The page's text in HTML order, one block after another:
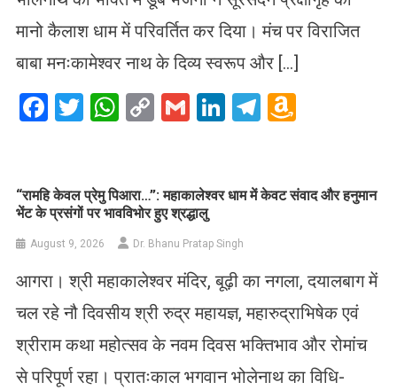
मानो कैलाश धाम में परिवर्तित कर दिया। मंच पर विराजित
बाबा मनःकामेश्वर नाथ के दिव्य स्वरूप और […]
Facebook
Twitter
WhatsApp
CopyGmailLinkedIn
Telegram
​“रामहि केवल प्रेमु पिआरा…”: महाकालेश्वर धाम में केवट संवाद और हनुमान
भेंट के प्रसंगों पर भावविभोर हुए श्रद्धालु
August 9, 2026 Dr. Bhanu Pratap Singh
आगरा। श्री महाकालेश्वर मंदिर, बूढ़ी का नगला, दयालबाग में
चल रहे नौ दिवसीय श्री रुद्र महायज्ञ, महारुद्राभिषेक एवं
श्रीराम कथा महोत्सव के नवम दिवस भक्तिभाव और रोमांच
से परिपूर्ण रहा। प्रातःकाल भगवान भोलेनाथ का विधि-